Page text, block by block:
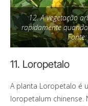
12. A vegetação
rapidamente
11. Loropetalo
A planta Loropetalo é
loropetalum chinense.